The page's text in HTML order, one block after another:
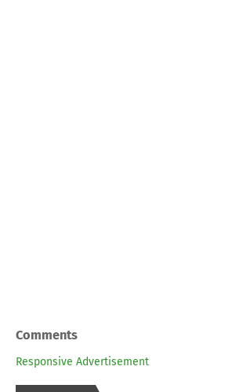
Comments
Responsive Advertisement